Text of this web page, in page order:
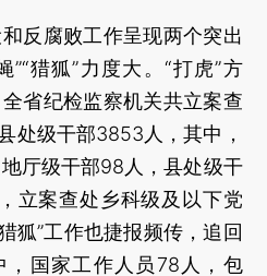
腐败工作呈现两个突出
”“猎狐”力度大。“打虎”方
省纪检监察机关共立案查
处级干部3853人，其中，
厅级干部98人，县处级干
立案查处乡科级及以下党
狐”工作也捷报频传，追回
国家工作人员78人，包